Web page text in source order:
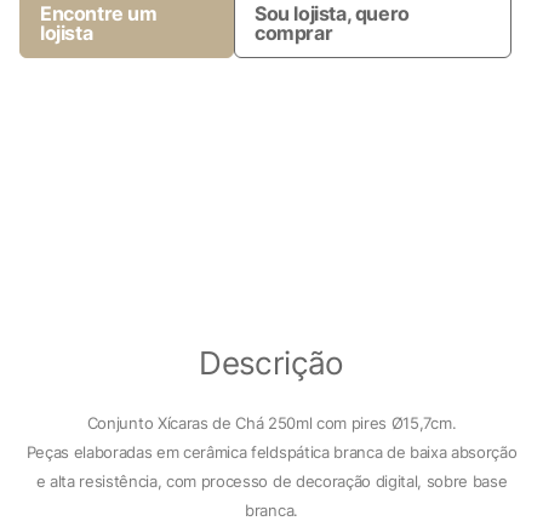
Encontre um
lojista
Sou lojista, quero
comprar
Descrição
Conjunto Xícaras de Chá 250ml com pires Ø15,7cm.
Peças elaboradas em cerâmica feldspática branca de baixa absorção
e alta resistência, com processo de decoração digital, sobre base
branca.